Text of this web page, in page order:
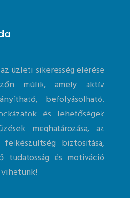
üzleti sikeresség elérése
múlik, amely aktív
befolyásolható.
és lehetőségek
meghatározása, az
biztosítása,
tudatosság és motiváció